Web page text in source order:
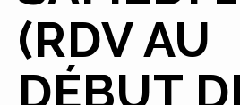
(RDV AU
DÉBUT